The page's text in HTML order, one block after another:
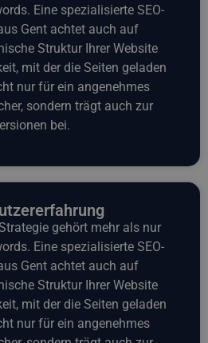
Eine spezialisierte SEO-
Gent achtet auch auf
Struktur Ihrer Website
mit der die Seiten geladen
nur für ein angenehmes
sondern trägt auch zur
bei.
gehört mehr als nur
Eine spezialisierte SEO-
Gent achtet auch auf
Struktur Ihrer Website
mit der die Seiten geladen
nur für ein angenehmes